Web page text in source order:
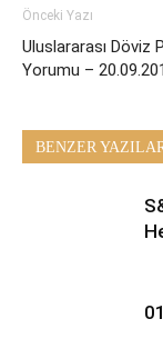
Önceki Yazı
Uluslararası Döviz
Yorumu –
BENZER